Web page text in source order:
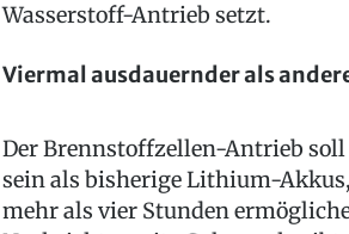
Wasserstoff-Antrieb setzt.
Viermal ausdauernder als
Der Brennstoffzellen-Antrieb
sein als bisherige Lithium-
mehr als vier Stunden